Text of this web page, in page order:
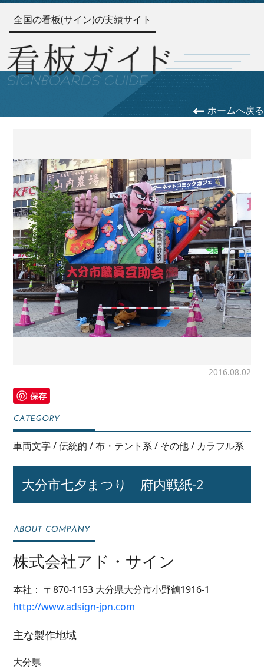
全国の看板(サイン)の実績サイト
ホームへ戻る
2016.08.02
保存
車両文字/伝統的 /布・テント系/ その他/ カラフル系
大分市七夕まつり 府内戦紙-2
株式会社アド・サイン
本社： 〒870-1153 大分県大分市小野鶴1916-1
http://www.adsign-jpn.com
主な製作地域
大分県